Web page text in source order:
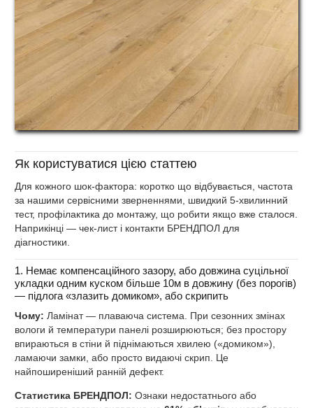
Як користуватися цією статтею
Для кожного шок‑фактора: коротко що відбувається, частота
за нашими сервісними зверненнями, швидкий 5‑хвилинний
тест, профілактика до монтажу, що робити якщо вже сталося.
Наприкінці — чек‑лист і контакти БРЕНДПОЛ для
діагностики.
1. Немає компенсаційного зазору, або довжина суцільної
укладки одним куском більше 10м в довжину (без порогів)
— підлога «злазить домиком», або скрипить
Чому: Ламінат — плаваюча система. При сезонних змінах
вологи й температури панелі розширюються; без простору
впираються в стіни й піднімаються хвилею («домиком»),
ламаючи замки, або просто видаючі скрип. Це
найпоширеніший ранній дефект.
Статистика БРЕНДПОЛ: Ознаки недостатнього або